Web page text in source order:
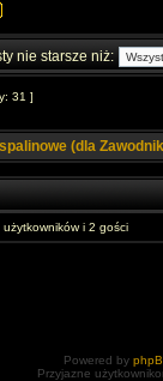
nie starsze niż:
31 ]
(dla
i 2 gości
Powered by
Przyjazne